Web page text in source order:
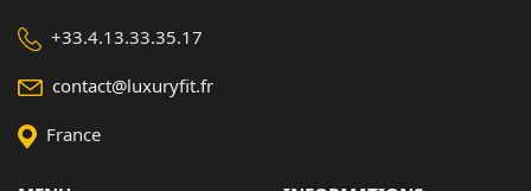
+33.4.13.33.35.17
contact@luxuryfit.fr
France